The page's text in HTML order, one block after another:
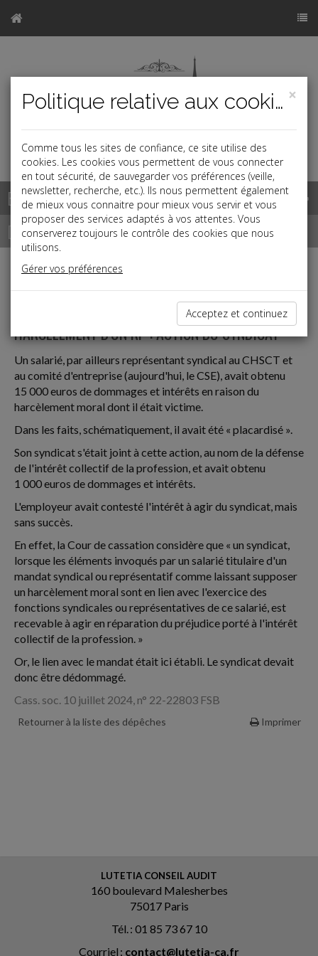
Base documentaire
Dépêches
j
Social
HARCÈLEMENT D'UN RP : ACTION DU SYNDICAT
Un salarié, par ailleurs représentant syndical au CHSCT et
au comité d'entreprise (aujourd'hui, le CSE), avait obtenu
15 000 euros de dommages et intérêts en raison du
harcèlement moral dont il était victime.
Dans les faits, schématiquement, il avait été « placardisé ».
Son syndicat s'était joint à cette action, au nom de la défense
de l'intérêt collectif de la profession, et avait obtenu
1 000 euros de dommages et intérêts.
L'employeur avait contesté l'intérêt à agir du syndicat, mais
sans succès.
En effet, la Cour de cassation considère que « un syndicat,
lorsque les éléments invoqués par un salarié titulaire d'un
mandat syndical ou représentatif comme laissant supposer
un harcèlement moral sont en lien avec l'exercice des
fonctions syndicales ou représentatives de ce salarié, est
recevable à agir en réparation du préjudice porté à l'intérêt
collectif de la profession. »
Or, le lien avec le mandat était ici établi. Le syndicat devait
donc être dédommagé.
Cass. soc. 10 juillet 2024, n° 22-22803 FSB
Retourner à la liste des dépêches Imprimer
LUTETIA CONSEIL AUDIT
160 boulevard Malesherbes
75017 Paris
Tél. : 01 85 73 67 10
Courriel : contact@lutetia-ca.fr
×
Politique relative aux cookies
Comme tous les sites de confiance, ce site utilise des
cookies. Les cookies vous permettent de vous connecter
en tout sécurité, de sauvegarder vos préférences (veille,
newsletter, recherche, etc.). Ils nous permettent également
de mieux vous connaitre pour mieux vous servir et vous
proposer des services adaptés à vos attentes. Vous
conserverez toujours le contrôle des cookies que nous
utilisons.
Gérer vos préférences
Acceptez et continuez